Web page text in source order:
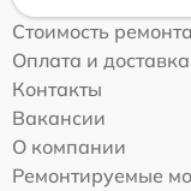
Стоимость ремонта
Оплата и доставка
Контакты
Вакансии
О компании
Ремонтируемые